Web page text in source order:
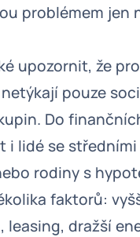
problémem jen
upozornit, že
pouze
Do
i lidé se středními
rodiny s
faktorů:
leasing, dražší